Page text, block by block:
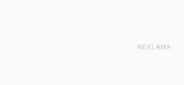
REKLAMA